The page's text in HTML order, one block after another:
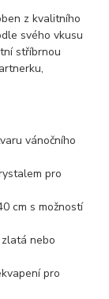
z kvalitního
svého vkusu
stříbrnou
vánočního
pro
cm s možností
nebo
pro